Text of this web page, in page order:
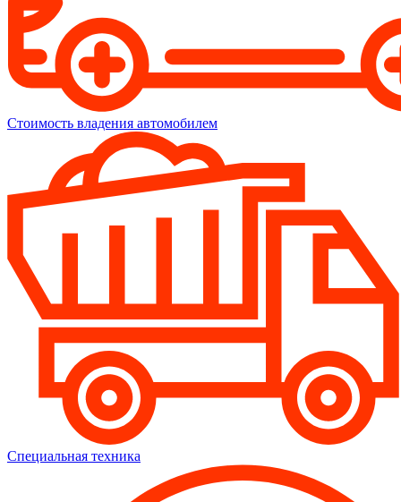
Стоимость владения автомобилем
Специальная техника